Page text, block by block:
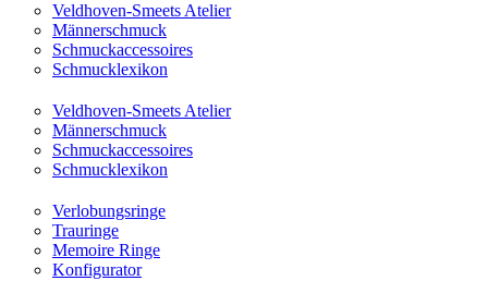
Veldhoven-Smeets Atelier
Männerschmuck
Schmuckaccessoires
Schmucklexikon
Veldhoven-Smeets Atelier
Männerschmuck
Schmuckaccessoires
Schmucklexikon
Verlobungsringe
Trauringe
Memoire Ringe
Konfigurator